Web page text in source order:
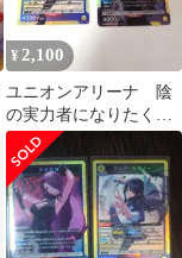
¥2,100
ユニオンアリーナ 陰
の実力者になりたく
て！ クレア・カゲノー
アウロラ SR